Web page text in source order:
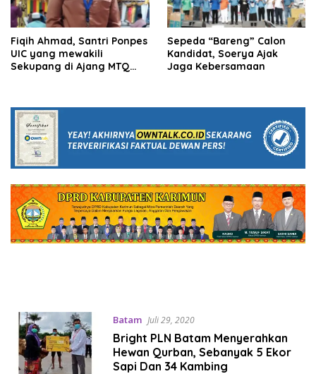
Fiqih Ahmad, Santri Ponpes
UIC yang mewakili
Sekupang di Ajang MTQ
Sepeda “Bareng” Calon
Kandidat, Soerya Ajak
Jaga Kebersamaan
Batam Juli 29, 2020
Bright PLN Batam Menyerahkan
Hewan Qurban, Sebanyak 5 Ekor
Sapi Dan 34 Kambing